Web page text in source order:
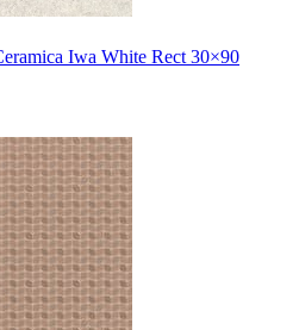
Iwa White Rect 30×90